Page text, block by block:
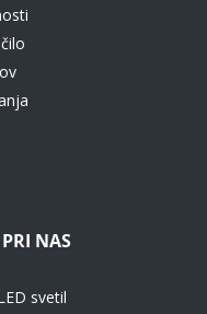
NAS
svetil